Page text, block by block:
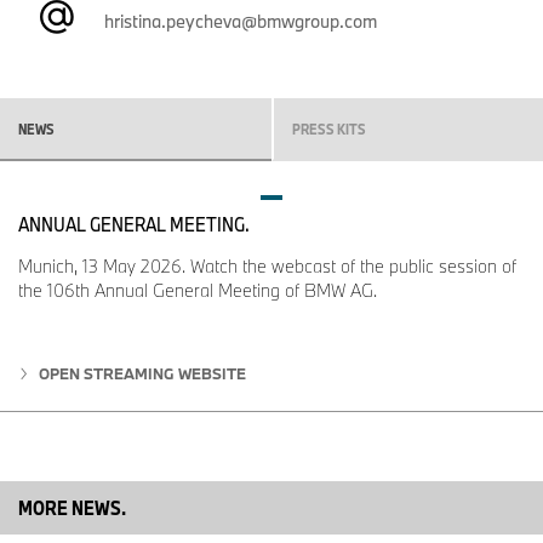
100 000 автомобила годишно с около 128 000 произведени
годишното производство – при дневен обем от около 1 000
единици – за първи път надхвърля 300 000 автомобила.
Милионният автомобил от Регенсбург е произведен през
1995 г. – през тази година от линията ще слезе
деветмилионният автомобил.
hristina.peycheva@bmwgroup.com
NEWS PRESS KITS
ANNUAL GENERAL MEETING.
Munich, 13 May 2026. Watch the webcast of the public session of
the 106th Annual General Meeting of BMW AG.
OPEN STREAMING WEBSITE
MORE NEWS.